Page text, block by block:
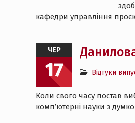
кафедри управління
ЧЕР
17 Відгуки
Коли свого часу постав
комп’ютерні науки з